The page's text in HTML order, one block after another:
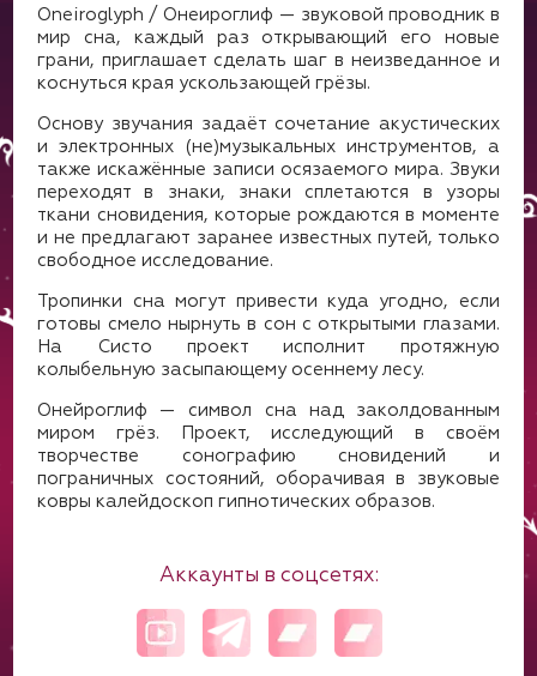
Oneiroglyph / Онеироглиф — звуковой проводник в
мир сна, каждый раз открывающий его новые
грани, приглашает сделать шаг в неизведанное и
коснуться края ускользающей грёзы.
Основу звучания задаёт сочетание акустических
и электронных (не)музыкальных инструментов, а
также искажённые записи осязаемого мира. Звуки
переходят в знаки, знаки сплетаются в узоры
ткани сновидения, которые рождаются в моменте
и не предлагают заранее известных путей, только
свободное исследование.
Тропинки сна могут привести куда угодно, если
готовы смело нырнуть в сон с открытыми глазами.
На Систо проект исполнит протяжную
колыбельную засыпающему осеннему лесу.
Онейроглиф — символ сна над заколдованным
миром грёз. Проект, исследующий в своём
творчестве сонографию сновидений и
пограничных состояний, оборачивая в звуковые
ковры калейдоскоп гипнотических образов.
Аккаунты в соцсетях: